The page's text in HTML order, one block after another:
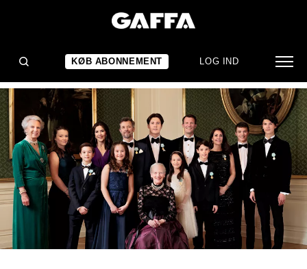
KØB ABONNEMENT LOG IND
NYHED
Hvad lytter de royale til?